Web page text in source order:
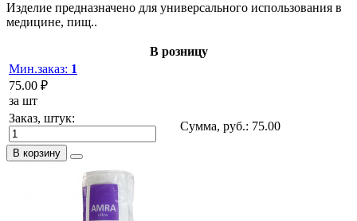
Изделие предназначено для универсального использования в
медицине, пищ..
В розницу
Мин.заказ: 1
75.00 ₽
за шт
Заказ, штук:
Сумма, руб.: 75.00
В корзину